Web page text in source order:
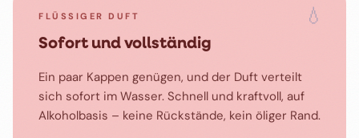
💧
FLÜSSIGER DUFT
Sofort und vollständig
Ein paar Kappen genügen, und der Duft verteilt
sich sofort im Wasser. Schnell und kraftvoll, auf
Alkoholbasis – keine Rückstände, kein öliger Rand.